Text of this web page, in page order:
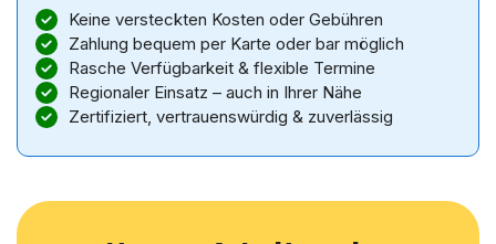
Keine versteckten Kosten oder Gebühren
Zahlung bequem per Karte oder bar möglich
Rasche Verfügbarkeit & flexible Termine
Regionaler Einsatz – auch in Ihrer Nähe
Zertifiziert, vertrauenswürdig & zuverlässig